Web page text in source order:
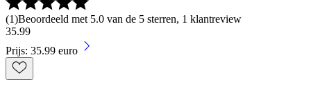
(1)Beoordeeld met 5.0 van de 5 sterren, 1 klantreview
35.99
Prijs: 35.99 euro